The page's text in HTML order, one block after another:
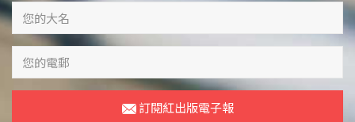
訂閱紅出版電子報